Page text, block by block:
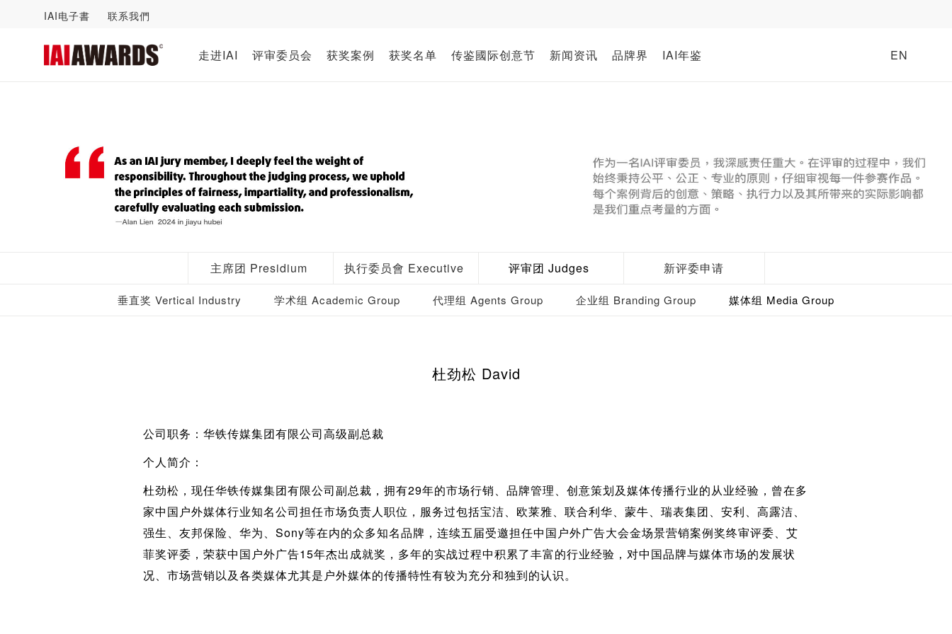
IAI电子書 联系我們
走进IAI 评审委员会 获奖案例 获奖名单 传鉴國际创意节 新闻资讯 品牌界 IAI年鉴 EN
主席团 Presidium 执行委员會 Executive 评审团 Judges 新评委申请
垂直奖 Vertical Industry 学术组 Academic Group 代理组 Agents Group 企业组 Branding Group 媒体组 Media Group
杜劲松 David
公司职务：华铁传媒集团有限公司高级副总裁
个人简介：
杜劲松，现任华铁传媒集团有限公司副总裁，拥有29年的市场行销、品牌管理、创意策划及媒体传播行业的从业经验，曾在多
家中国户外媒体行业知名公司担任市场负责人职位，服务过包括宝洁、欧莱雅、联合利华、蒙牛、瑞表集团、安利、高露洁、
强生、友邦保险、华为、Sony等在内的众多知名品牌，连续五届受邀担任中国户外广告大会金场景营销案例奖终审评委、艾
菲奖评委，荣获中国户外广告15年杰出成就奖，多年的实战过程中积累了丰富的行业经验，对中国品牌与媒体市场的发展状
况、市场营销以及各类媒体尤其是户外媒体的传播特性有较为充分和独到的认识。